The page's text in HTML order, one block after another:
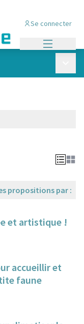
Se connecter
propositions par :
et artistique !
accueillir et
faune